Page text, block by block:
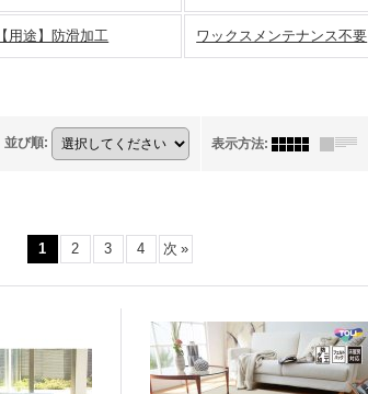
【用途】防滑加工 ワックスメンテナンス不要
並び順: 表示方法:
1 2 3 4 次 »